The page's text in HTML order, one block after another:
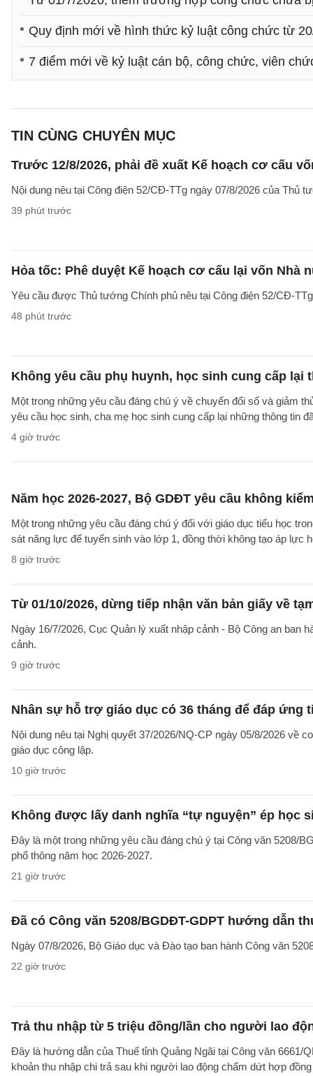
Quy định mới về hình thức kỷ luật công chức từ
7 điểm mới về kỷ luật cán bộ, công chức, viên
TIN CÙNG CHUYÊN MỤC
Trước 12/8/2026, phải đề xuất Kế hoạch cơ cấu
Nội dung nêu tại Công điện 52/CĐ-TTg ngày 07/8/2026 của Thủ
39 phút trước
Hỏa tốc: Phê duyệt Kế hoạch cơ cấu lại vốn Nhà
Yêu cầu được Thủ tướng Chính phủ nêu tại Công điện 52/CĐ-
48 phút trước
Không yêu cầu phụ huynh, học sinh cung cấp lại
Một trong những yêu cầu đáng chú ý về chuyển đổi số và giảm
yêu cầu học sinh, cha mẹ học sinh cung cấp lại những thông tin
4 giờ trước
Năm học 2026-2027, Bộ GDĐT yêu cầu không
Một trong những yêu cầu đáng chú ý đối với giáo dục tiểu học
sát năng lực để tuyển sinh vào lớp 1, đồng thời không tạo áp
8 giờ trước
Từ 01/10/2026, dừng tiếp nhận văn bản giấy về
Ngày 16/7/2026, Cục Quản lý xuất nhập cảnh - Bộ Công an ban
cảnh.
9 giờ trước
Nhân sự hỗ trợ giáo dục có 36 tháng để đáp
Nội dung nêu tại Nghị quyết 37/2026/NQ-CP ngày 05/8/2026
giáo dục công lập.
10 giờ trước
Không được lấy danh nghĩa “tự nguyện” ép học
Đây là một trong những yêu cầu đáng chú ý tại Công văn 5208/
phổ thông năm học 2026-2027.
21 giờ trước
Đã có Công văn 5208/BGDĐT-GDPT hướng dẫn
Ngày 07/8/2026, Bộ Giáo dục và Đào tạo ban hành Công văn
22 giờ trước
Trả thu nhập từ 5 triệu đồng/lần cho người lao
Đây là hướng dẫn của Thuế tỉnh Quảng Ngãi tại Công văn
khoản thu nhập chi trả sau khi người lao động chấm dứt hợp